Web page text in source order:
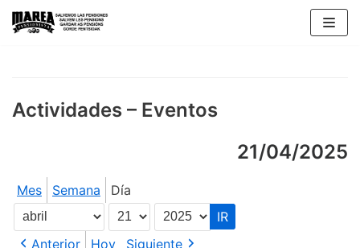
Saltar
Actividades – Eventos
21/04/2025
Mes Semana Día
Mes
Día
Año
Anterior
Hoy Siguiente